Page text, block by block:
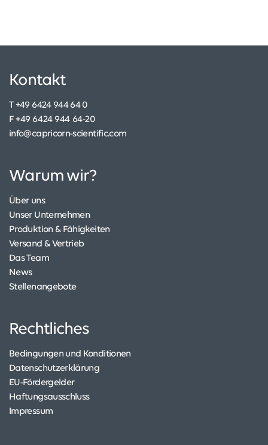
Kontakt
T +49 6424 944 64 0
F +49 6424 944 64-20
info@capricorn-scientific.com
Warum wir?
Über uns
Unser Unternehmen
Produktion & Fähigkeiten
Versand & Vertrieb
Das Team
News
Stellenangebote
Rechtliches
Bedingungen und Konditionen
Datenschutzerklärung
EU-Fördergelder
Haftungsausschluss
Impressum